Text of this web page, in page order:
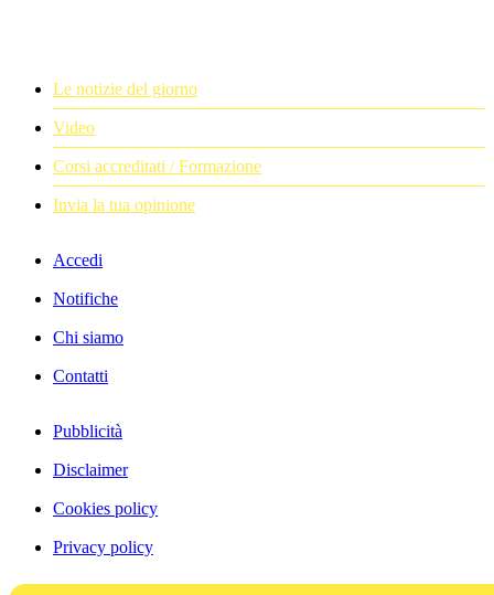
Le notizie del giorno
Video
Corsi accreditati / Formazione
Invia la tua opinione
Accedi
Notifiche
Chi siamo
Contatti
Pubblicità
Disclaimer
Cookies policy
Privacy policy